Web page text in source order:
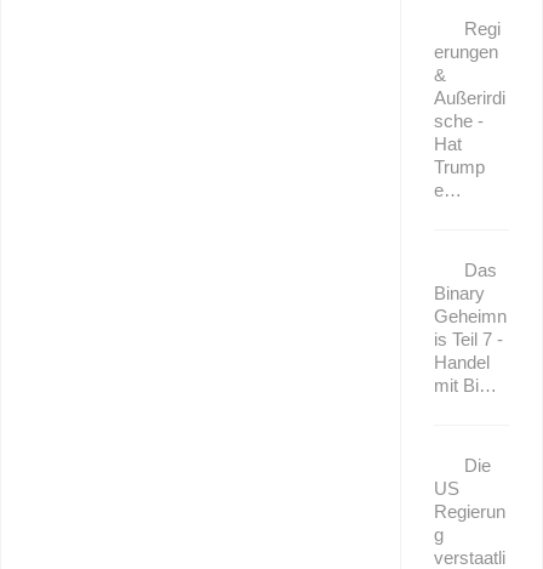
Regi
erungen
&
Außerirdi
sche -
Hat
Trump
e…
Das
Binary
Geheimn
is Teil 7 -
Handel
mit Bi…
Die
US
Regierun
g
verstaatli